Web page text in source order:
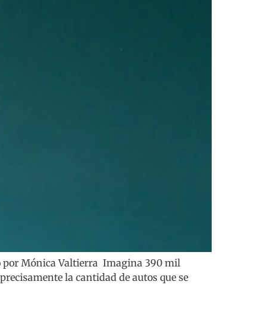
por Mónica Valtierra Imagina 390 mil
la cantidad de autos que se